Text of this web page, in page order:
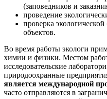
(заповедников и
проведение
проверка
объектов.
Во время работы экологи
химии и физики. Местом
исследовательские
природоохранные
является международной
часто отправляются в